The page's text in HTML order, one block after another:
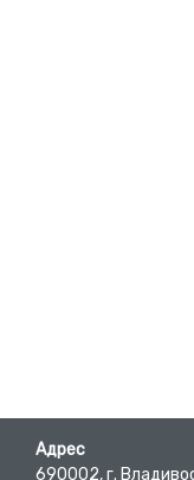
Адрес
690002, г.